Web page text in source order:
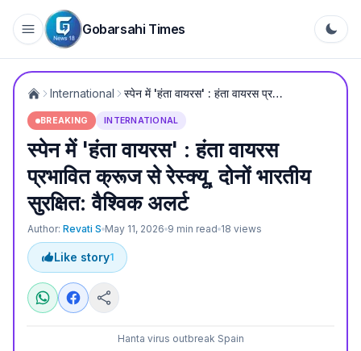
Gobarsahi Times
International स्पेन में 'हंता वायरस' : हंता वायरस प्रभावित क्रूज से रेस्क्यू, दोनों भारतीय सुरक्षित: वैश्विक अलर्ट
BREAKING INTERNATIONAL
स्पेन में 'हंता वायरस' : हंता वायरस
प्रभावित क्रूज से रेस्क्यू, दोनों भारतीय
सुरक्षित: वैश्विक अलर्ट
Author: Revati S May 11, 2026 9 min read 18 views
Like story1
Hanta virus outbreak Spain